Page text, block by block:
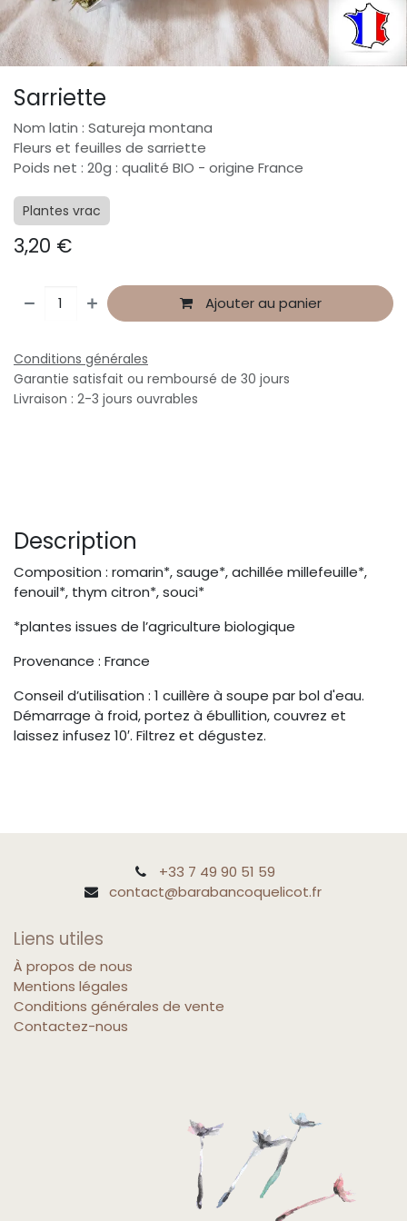
Sarriette
Nom latin : Satureja montana
Fleurs et feuilles de sarriette
Poids net : 20g : qualité BIO - origine France
Plantes vrac
3,20 €
Ajouter au panier
Conditions générales
Garantie satisfait ou remboursé de 30 jours
Livraison : 2-3 jours ouvrables
Description
Composition : romarin*, sauge*, achillée millefeuille*,
fenouil*, thym citron*, souci*
*plantes issues de l’agriculture biologique
Provenance : France
Conseil d’utilisation : 1 cuillère à soupe par bol d'eau.
Démarrage à froid, portez à ébullition, couvrez et
laissez infusez 10′. Filtrez et dégustez.
+33 7 49 90 51 59
contact@barabancoquelicot.fr
Liens utiles
À propos de nous
Mentions légales
Conditions générales de vente
Contactez-nous